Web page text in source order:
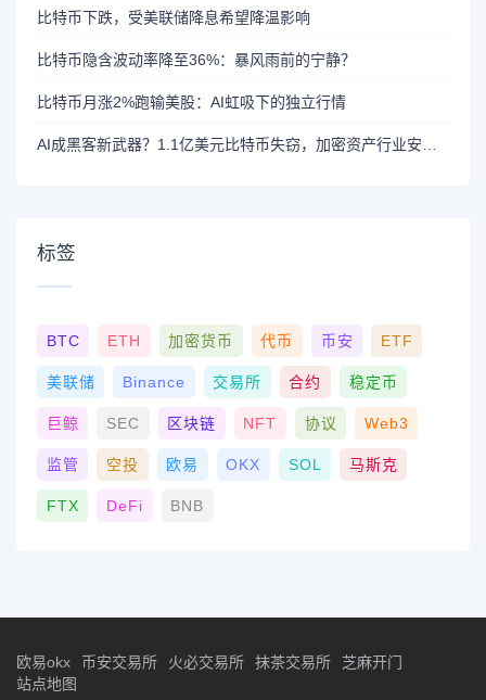
比特币下跌，受美联储降息希望降温影响
比特币隐含波动率降至36%：暴风雨前的宁静？
比特币月涨2%跑输美股：AI虹吸下的独立行情
AI成黑客新武器？1.1亿美元比特币失窃，加密资产行业安全警报升级
标签
BTC ETH 加密货币 代币 币安 ETF
美联储 Binance 交易所 合约 稳定币
巨鲸 SEC 区块链 NFT 协议 Web3
监管 空投 欧易 OKX SOL 马斯克
FTX DeFi BNB
欧易okx 币安交易所 火必交易所 抹茶交易所
芝麻开门
站点地图